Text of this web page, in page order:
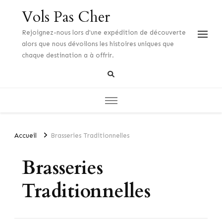
Vols Pas Cher
Rejoignez-nous lors d'une expédition de découverte
alors que nous dévoilons les histoires uniques que
chaque destination a à offrir.
Accueil Brasseries Traditionnelles
Brasseries
Traditionnelles